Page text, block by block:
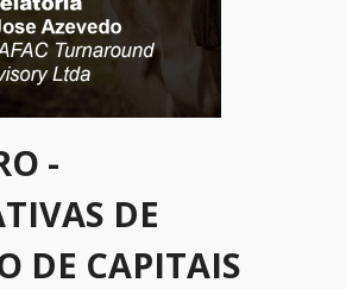
-
DE
DE CAPITAIS